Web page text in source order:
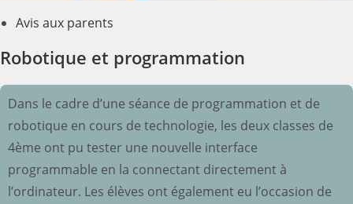
Avis aux parents
Robotique et programmation
Dans le cadre d’une séance de programmation et de
robotique en cours de technologie, les deux classes de
4ème ont pu tester une nouvelle interface
programmable en la connectant directement à
l’ordinateur. Les élèves ont également eu l’occasion de